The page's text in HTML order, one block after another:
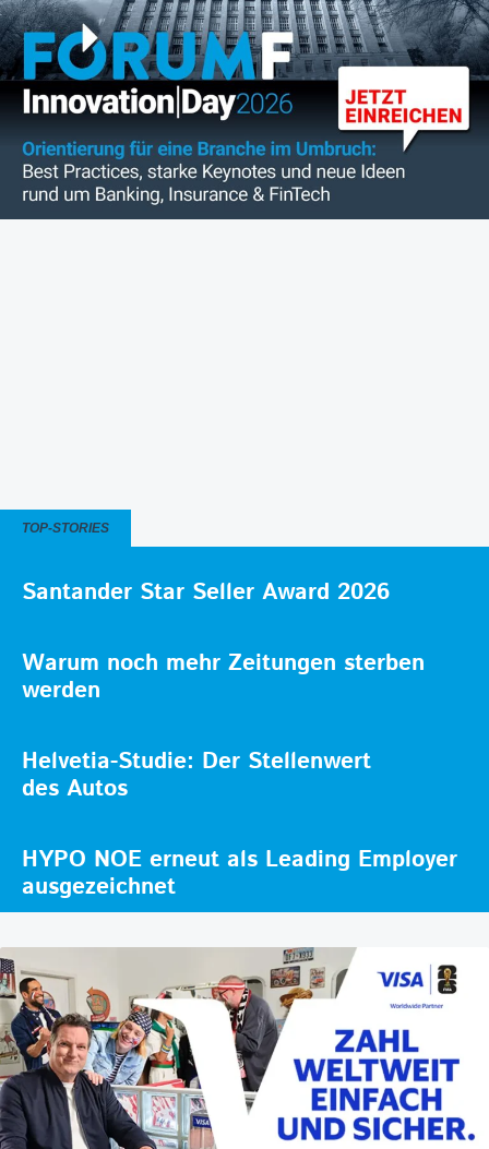
TOP-STORIES
Santander Star Seller Award 2026
Warum noch mehr Zeitungen sterben
werden
Helvetia-Studie: Der Stellenwert
des Autos
HYPO NOE erneut als Leading Employer
ausgezeichnet